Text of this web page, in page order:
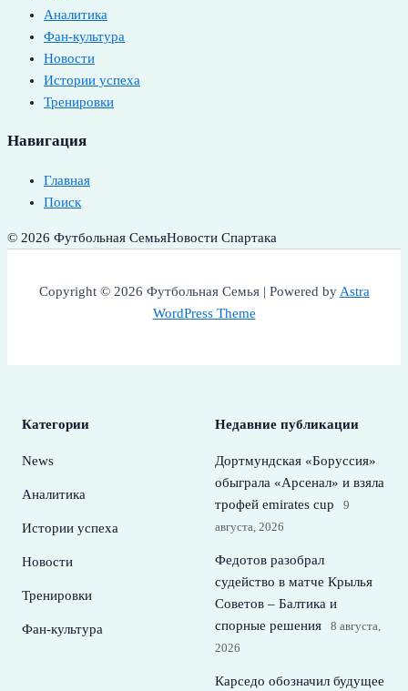
Аналитика
Фан-культура
Новости
Истории успеха
Тренировки
Навигация
Главная
Поиск
© 2026 Футбольная СемьяНовости Спартака
Copyright © 2026 Футбольная Семья | Powered byAstra
WordPress Theme
Категории
News
Аналитика
Истории успеха
Новости
Тренировки
Фан-культура
Недавние публикации
Дортмундская «Боруссия»
обыграла «Арсенал» и взяла
трофей emirates cup
9
августа, 2026
Федотов разобрал
судейство в матче Крылья
Советов – Балтика и
спорные решения
8 августа,
2026
Карседо обозначил будущее